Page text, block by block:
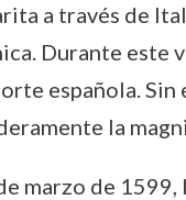
a través de
Durante este
española.
la
marzo de